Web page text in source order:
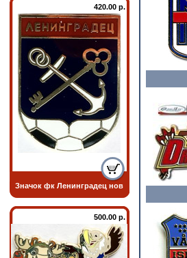
420.00 р.
Значок фк Ленинградец нов
500.00 р.